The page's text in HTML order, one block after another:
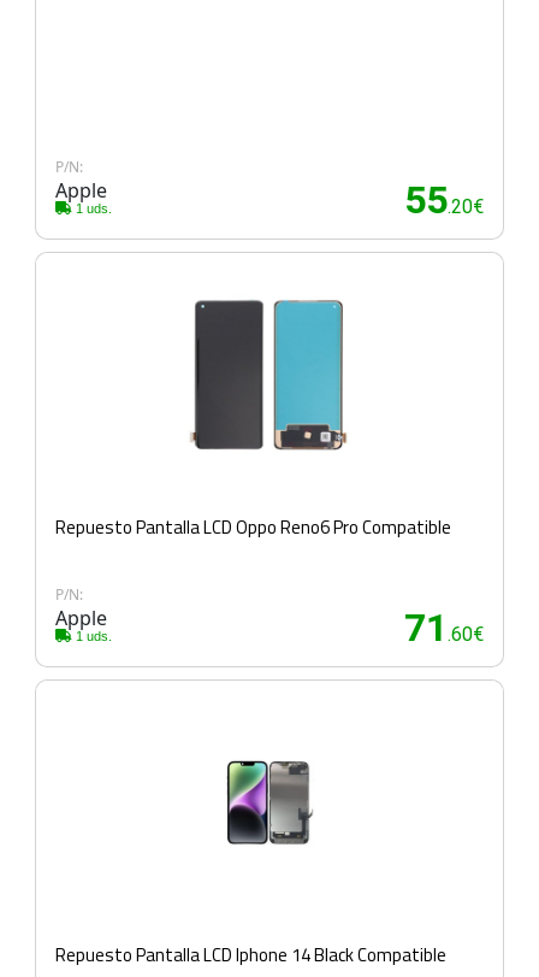
P/N:
Apple
1 uds. 55.20€
Repuesto Pantalla LCD Oppo Reno6 Pro Compatible
P/N:
Apple
1 uds. 71 .60€
Repuesto Pantalla LCD Iphone 14 Black Compatible